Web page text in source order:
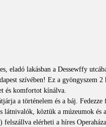
eladó lakásban a Dessewffy
szívében! Ez a gyöngyszem
és komfortot kínálva.
a történelem és a báj.
látnivalók, köztük a múzeumok és
elérheti a híres